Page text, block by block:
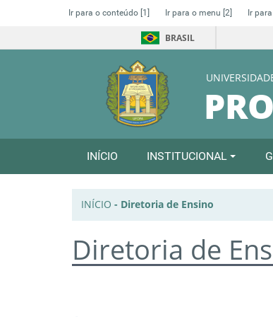
Ir para o conteúdo [1] Ir para o menu [2] Ir
BRASIL
INÍCIO INSTITUCIONAL
INÍCIO - Diretoria de Ensino
Diretoria de